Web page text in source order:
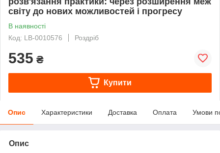
світу до нових можливостей і прогресу
В наявності
Код: LB-0010576
Роздріб
535 ₴
Купити
Опис Характеристики Доставка Оплата Умови
Опис